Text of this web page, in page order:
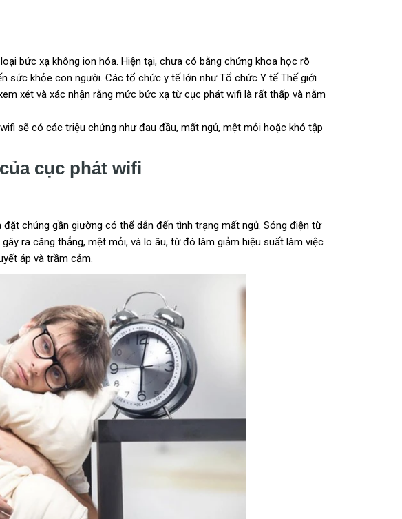
bức xạ không ion hóa. Hiện tại, chưa có bằng chứng khoa học rõ
sức khỏe con người. Các tổ chức y tế lớn như Tổ chức Y tế Thế giới
xét và xác nhận rằng mức bức xạ từ cục phát wifi là rất thấp và nằm
sẽ có các triệu chứng như đau đầu, mất ngủ, mệt mỏi hoặc khó tập
cục phát wifi
chúng gần giường có thể dẫn đến tình trạng mất ngủ. Sóng điện từ
ra căng thẳng, mệt mỏi, và lo âu, từ đó làm giảm hiệu suất làm việc
áp và trầm cảm.